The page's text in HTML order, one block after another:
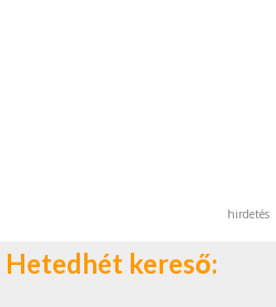
hirdetés
Hetedhét kereső: